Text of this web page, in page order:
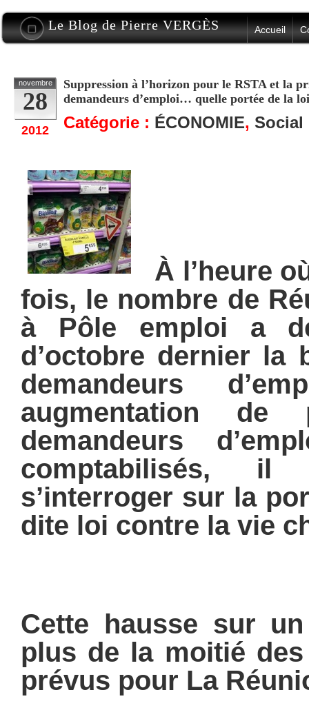
Le Blog de Pierre VERGÈS Accueil
novembre
28
2012
Suppression à l’horizon pour le RSTA et la
demandeurs d’emploi… quelle portée de la
Catégorie : ÉCONOMIE, Social
À l’heure
fois, le nombre de
à Pôle emploi a
d’octobre dernier la
demandeurs
augmentation
demandeurs
comptabilisés,
s’interroger sur la
dite loi contre la vie
Cette hausse sur
plus de la moitié
prévus pour La